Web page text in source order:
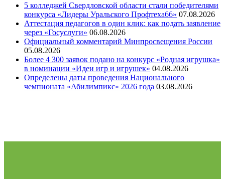
5 колледжей Свердловской области стали победителями
конкурса «Лидеры Уральского Профтеха66» 07.08.2026
Аттестация педагогов в один клик: как подать заявление
через «Госуслуги» 06.08.2026
Официальный комментарий Минпросвещения России
05.08.2026
Более 4 300 заявок подано на конкурс «Родная игрушка»
в номинации «Идеи игр и игрушек» 04.08.2026
Определены даты проведения Национального
чемпионата «Абилимпикс» 2026 года 03.08.2026